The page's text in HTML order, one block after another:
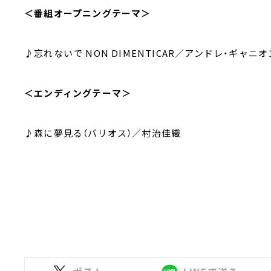
＜番組オープニングテーマ＞
♪忘れないで NON DIMENTICAR／アンドレ・ギャニオ
＜エンディングテーマ＞
♪森に夢見る（バリオス）／村治佳織